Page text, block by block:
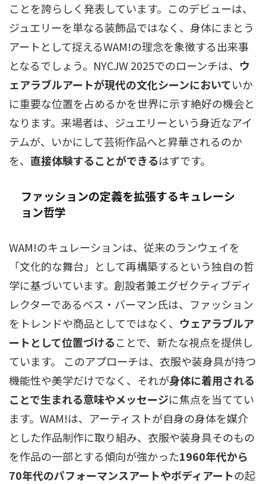
ことを誇らしく発表しています。このデビューは、
ジュエリーを単なる装飾品ではなく、身体にまとう
アートとして捉えるWAM!の理念を象徴する出来事
となるでしょう。NYCJW 2025でのローンチは、 ウ
ェアラブルアートが現代の文化シーンにおいていか
に重要な位置を占めるかを世界に示す絶好の機会と
なります。来場者は、ジュエリーという身近なアイ
テムが、いかにして芸術作品へと昇華されるのか
を、 直接体験することができるはずです。
ファッションの定義を拡張するキュレーシ
ョン哲学
WAM!のキュレーションは、従来のランウェイを
「文化的な舞台」として再構築するという独自の哲
学に基づいています。創設者兼エグゼクティブディ
レクターであるベス・バーマン氏は、ファッション
をトレンドや商品としてではなく、 ウェアラブルア
ートとして位置づけることで、新たな視点を提供し
ています。 このアプローチは、衣服や装身具が持つ
機能性や美学だけでなく、それが身体に着用される
ことで生まれる意味やメッセージに焦点を当ててい
ます。WAM!は、アーティストが自身の身体を媒介
とした作品制作に取り組み、衣服や装身具そのもの
を作品の一部とする傾向が強かった1960年代から
70年代のパフォーマンスアートやボディアートの起